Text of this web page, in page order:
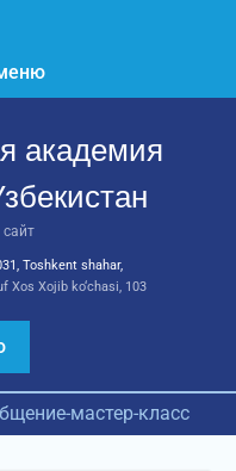
академия
Toshkent shahar,
Xos Xojib ko‘chasi, 103
мастер-класс